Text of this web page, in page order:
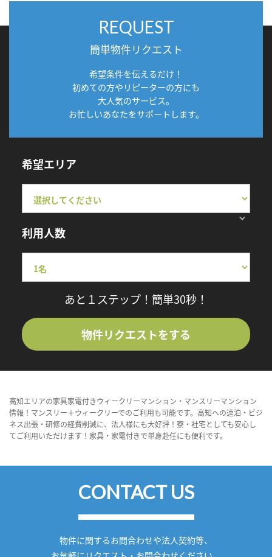
REQUEST
簡単物件リクエスト
希望条件を伝えるだけ！
初めての方やリピーターの方にも
大人気のサービス。
お忙しいあなたをサポートします。
希望エリア
利用人数
あと１ステップ！簡単30秒！
物件リクエストをする
高知エリアの家具家電付きウィークリーマンション・マンスリーマンション
情報！マンスリー＋ウィークリーでのご利用も可能です。高知への連泊・ビジ
ネス出張・研修の経費削減に、法人様にも大好評！寮・社宅としても安心し
てご利用いただけます！家具・家電付きで単身赴任にも便利です。
CONTACT US
物件に関するお問合わせや法人契約等、